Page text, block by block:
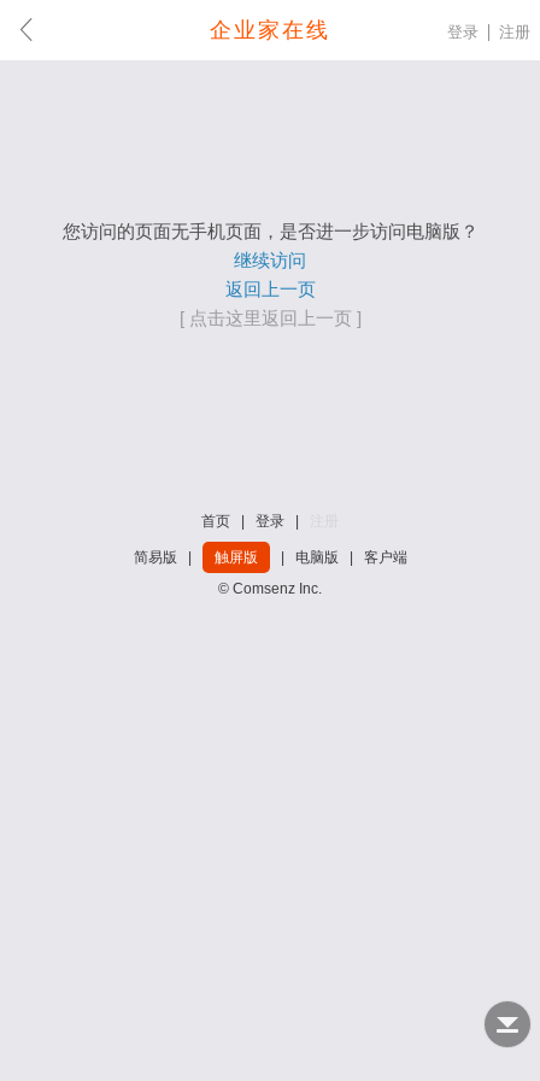
企业家在线 登录 注册
您访问的页面无手机页面，是否进一步访问电脑版？
继续访问
返回上一页
[ 点击这里返回上一页 ]
首页 登录
简易版 触屏版 电脑版
客户端
© Comsenz Inc.